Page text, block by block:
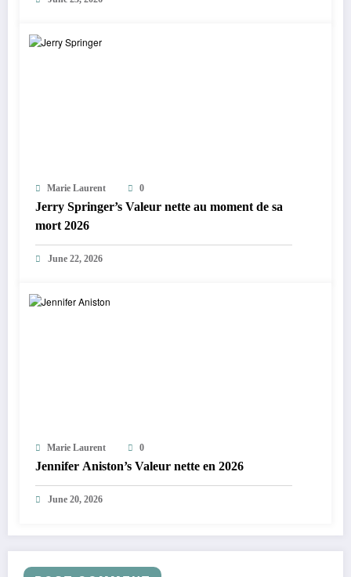
Marie Laurent 0
Jerry Springer’s Valeur nette au moment de sa
mort 2026
June 22, 2026
Marie Laurent 0
Jennifer Aniston’s Valeur nette en 2026
June 20, 2026